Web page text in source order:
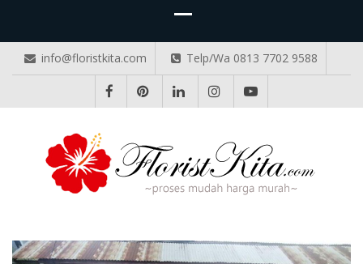
info@floristkita.com Telp/Wa 0813 7702 9588